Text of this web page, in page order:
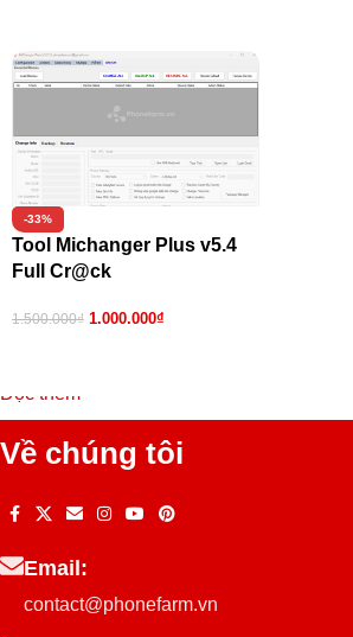
-33%
Tool Michanger Plus v5.4
Full Cr@ck
1.500.000₫ 1.000.000₫
Đọc thêm
Về chúng tôi
Email:
contact@phonefarm.vn